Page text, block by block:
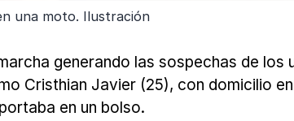
una moto. Ilustración
generando las sospechas de los
Cristhian Javier (25), con domicilio
en un bolso.